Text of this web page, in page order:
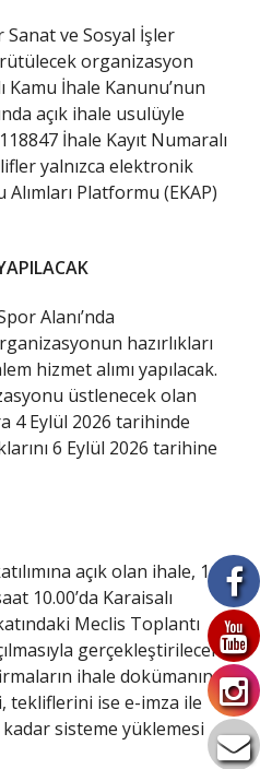
Sanat ve Sosyal İşler
organizasyon
Kamu İhale Kanunu’nun
açık ihale usulüyle
İhale Kayıt Numaralı
yalnızca elektronik
Platformu (EKAP)
Alanı’nda
hazırlıkları
hizmet alımı yapılacak.
üstlenecek olan
4 Eylül 2026 tarihinde
6 Eylül 2026 tarihine
açık olan ihale, 14
10.00’da Karaisalı
Meclis Toplantı
gerçekleştirilecek.
ihale dokümanını
tekliflerini ise e-imza ile
sisteme yüklemesi